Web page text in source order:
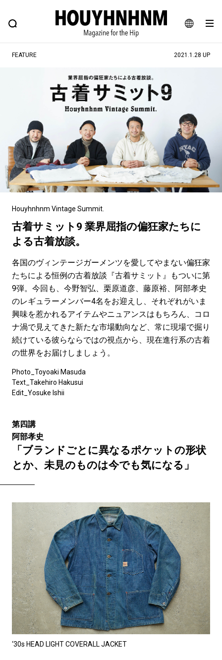
JA
EN
FEATURE BLOG SNAP
ヒップなファッション、カルチャー、ライフスタイルWEBマガジン
#注目のタグ
#SHOPPING ADDICT #憧れの逸品
#ESSENTIAL DESIGNS #古着サミット
#NEW VINTAGE #マイナーグッド図鑑
#路地裏てぃーん。 #MONTHLY JOURNAL
#GH 銘品の所以 #フイナムのYouTube
#Commune H #FOCUS IT #AH.H
#ととけん #FASHION
#LIFESTYLE #SNEAKER #OUTDOOR
#SPORTS #HANDSOME HANDBOOK
FEATURE 2021.1.28 UP
Houyhnhnm Vintage Summit.
古着サミット9 業界屈指の偏狂家たちに
よる古着放談。
各国のヴィンテージガーメンツを愛してやまない偏狂家
たちによる恒例の古着放談『古着サミット』もついに第
9弾。今回も、今野智弘、栗原道彦、藤原裕、阿部孝史
のレギュラーメンバー4名をお迎えし、それぞれがいま
興味を惹かれるアイテムやニュアンスはもちろん、コロ
ナ渦で見えてきた新たな市場動向など、常に現場で掘り
続けている彼らならではの視点から、現在進行系の古着
の世界をお届けしましょう。
Photo_Toyoaki Masuda
Text_Takehiro Hakusui
Edit_Yosuke Ishii
第四講
阿部孝史
「ブランドごとに異なるポケットの形状
とか、未見のものは今でも気になる」
‘30s HEAD LIGHT COVERALL JACKET